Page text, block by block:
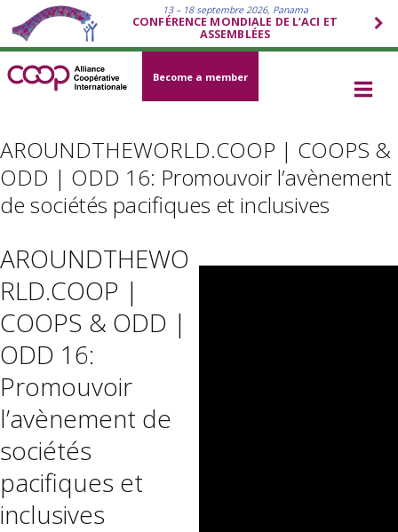
13 – 18 septembre 2026, Panama
CONFÉRENCE MONDIALE DE L’ACI ET
ASSEMBLÉES
Become a member
AROUNDTHEWORLD.COOP | COOPS &
ODD | ODD 16: Promouvoir l’avènement
de sociétés pacifiques et inclusives
AROUNDTHEWO
RLD.COOP |
COOPS & ODD |
ODD 16:
Promouvoir
l’avènement de
sociétés
pacifiques et
inclusives